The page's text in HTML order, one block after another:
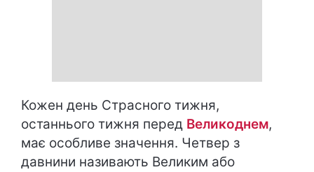
Кожен день Страсного тижня,
останнього тижня перед Великоднем,
має особливе значення. Четвер з
давнини називають Великим або